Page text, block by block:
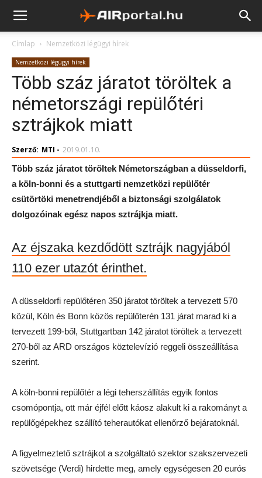
Címlap Nemzetközi légügyi hírek
Nemzetközi légügyi hírek
Több száz járatot töröltek a
németországi repülőtéri
sztrájkok miatt
Szerző: MTI - 2019.01.10.
Több száz járatot töröltek Németországban a düsseldorfi,
a köln-bonni és a stuttgarti nemzetközi repülőtér
csütörtöki menetrendjéből a biztonsági szolgálatok
dolgozóinak egész napos sztrájkja miatt.
Az éjszaka kezdődött sztrájk nagyjából
110 ezer utazót érinthet.
A düsseldorfi repülőtéren 350 járatot töröltek a tervezett 570
közül, Köln és Bonn közös repülőterén 131 járat marad ki a
tervezett 199-ből, Stuttgartban 142 járatot töröltek a tervezett
270-ből az ARD országos köztelevízió reggeli összeállítása
szerint.
A köln-bonni repülőtér a légi teherszállítás egyik fontos
csomópontja, ott már éjfél előtt káosz alakult ki a rakományt a
repülőgépekhez szállító teherautókat ellenőrző bejáratoknál.
A figyelmeztető sztrájkot a szolgáltató szektor szakszervezeti
szövetsége (Verdi) hirdette meg, amely egységesen 20 eurós